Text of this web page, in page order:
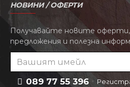
НОВИНИ / ОФЕРТИ
Получавайте новите оферти,
предложения и полезна
089 77 55 396